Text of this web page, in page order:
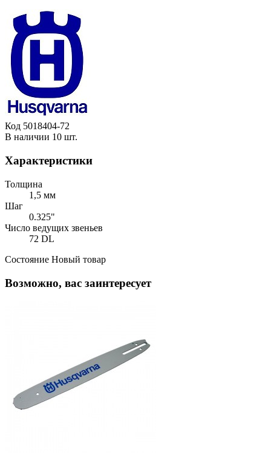
Код 5018404-72
В наличии 10 шт.
Характеристики
Толщина
1,5 мм
Шаг
0.325"
Число ведущих звеньев
72 DL
Состояние Новый товар
Возможно, вас заинтересует